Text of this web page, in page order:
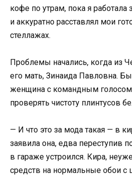
кофе по утрам, пока я работала
и аккуратно расставлял мои
стеллажах.
Проблемы начались, когда из
его мать, Зинаида Павловна.
женщина с командным
проверять чистоту плинтусов
— И что это за мода такая — в
заявила она, едва переступив
в гараже устроился. Кира,
средств на нормальные обои с